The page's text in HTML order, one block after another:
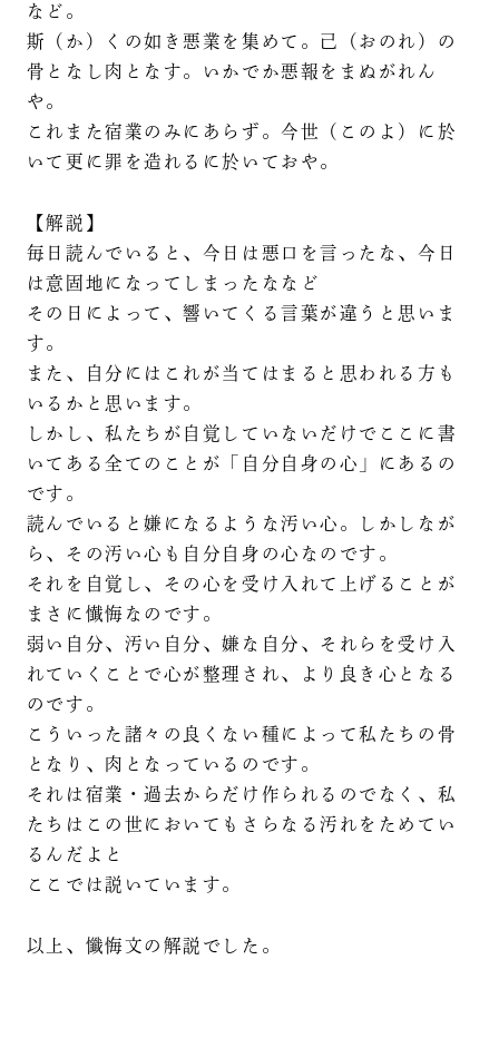
など。
斯（か）くの如き悪業を集めて。己（おのれ）の
骨となし肉となす。いかでか悪報をまぬがれん
や。
これまた宿業のみにあらず。今世（このよ）に於
いて更に罪を造れるに於いておや。
【解説】
毎日読んでいると、今日は悪口を言ったな、今日
は意固地になってしまったななど
その日によって、響いてくる言葉が違うと思いま
す。
また、自分にはこれが当てはまると思われる方も
いるかと思います。
しかし、私たちが自覚していないだけでここに書
いてある全てのことが「自分自身の心」にあるの
です。
読んでいると嫌になるような汚い心。しかしなが
ら、その汚い心も自分自身の心なのです。
それを自覚し、その心を受け入れて上げることが
まさに懴悔なのです。
弱い自分、汚い自分、嫌な自分、それらを受け入
れていくことで心が整理され、より良き心となる
のです。
こういった諸々の良くない種によって私たちの骨
となり、肉となっているのです。
それは宿業・過去からだけ作られるのでなく、私
たちはこの世においてもさらなる汚れをためてい
るんだよと
ここでは説いています。
以上、懺悔文の解説でした。